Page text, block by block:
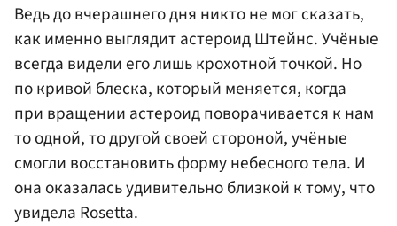
Ведь до вчерашнего дня никто не мог сказать,
как именно выглядит астероид Штейнс. Учёные
всегда видели его лишь крохотной точкой. Но
по кривой блеска, который меняется, когда
при вращении астероид поворачивается к нам
то одной, то другой своей стороной, учёные
смогли восстановить форму небесного тела. И
она оказалась удивительно близкой к тому, что
увидела Rosetta.